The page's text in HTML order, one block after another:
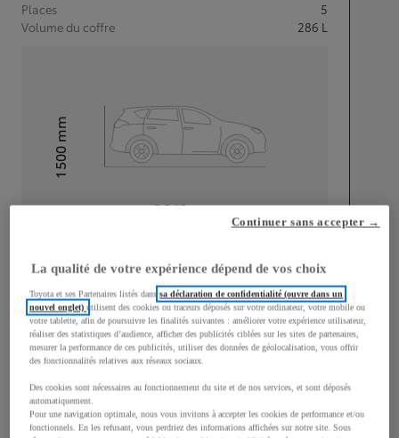
Places
5
Volume du coffre
286 L
3 940mm
Hauteur1 500
mm
Largeur
1 745mm
Consommation mixte
La qualité de votre expérience dépend de vos choix
Toyota et ses Partenaires listés danssa déclaration de confidentialité (ouvre dans un
nouvel onglet)utilisent des cookies ou traceurs déposés sur votre ordinateur, votre mobile ou
votre tablette, afin de poursuivre les finalités suivantes : améliorer votre expérience utilisateur,
réaliser des statistiques d’audience, afficher des publicités ciblées sur les sites de partenaires,
mesurer la performance de ces publicités, utiliser des données de géolocalisation, vous offrir
des fonctionnalités relatives aux réseaux sociaux.
Des cookies sont nécessaires au fonctionnement du site et de nos services, et sont déposés
automatiquement.
Pour une navigation optimale, nous vous invitons à accepter les cookies de performance et/ou
fonctionnels. En les refusant, vous perdriez des informations affichées sur notre site. Sous
Continuer sans accepter →